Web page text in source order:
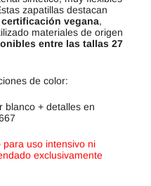
zapatillas destacan
certificación vegana,
materiales de origen
entre las tallas 27
de color:
blanco + detalles en
para uso intensivo ni
exclusivamente